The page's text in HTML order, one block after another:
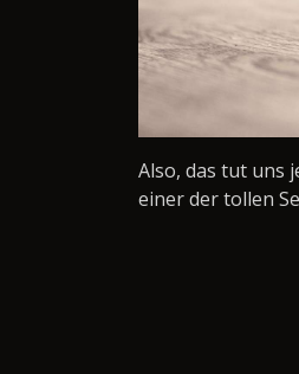
Also, das tut uns
einer der tollen